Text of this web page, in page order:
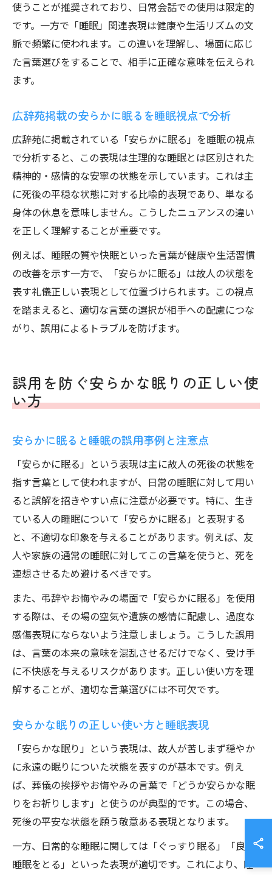
使うことが推奨されており、日常会話での使用は限定的
です。一方で「睡眠」関連表現は健康や生活リズムの文
脈で頻繁に使われます。この違いを理解し、場面に応じ
た言葉選びをすることで、相手に正確な意味を伝えられ
ます。
広辞苑掲載の安らかに眠るを睡眠視点で分析
広辞苑に掲載されている「安らかに眠る」を睡眠の視点
で分析すると、この表現は生理的な睡眠とは区別された
精神的・感情的な安寧の状態を示しています。これは主
に死後の平穏な状態に対する比喩的表現であり、単なる
身体の休息を意味しません。こうしたニュアンスの違い
を正しく理解することが重要です。
例えば、睡眠の質や快眠といった言葉が健康や生活習慣
の改善を示す一方で、「安らかに眠る」は故人の状態を
表す礼儀正しい表現として位置づけられます。この視点
を踏まえると、適切な言葉の選択が相手への配慮につな
がり、誤用によるトラブルを防げます。
誤用を防ぐ安らかな眠りの正しい使
い方
安らかに眠ると睡眠の誤用事例と注意点
「安らかに眠る」という表現は主に故人の死後の状態を
指す言葉として使われますが、日常の睡眠に対して用い
ると誤解を招きやすい点に注意が必要です。特に、生き
ている人の睡眠について「安らかに眠る」と表現する
と、不適切な印象を与えることがあります。例えば、友
人や家族の通常の睡眠に対してこの言葉を使うと、死を
連想させるため避けるべきです。
また、弔辞やお悔やみの場面で「安らかに眠る」を使用
する際は、その場の空気や遺族の感情に配慮し、過度な
感傷表現にならないよう注意しましょう。こうした誤用
は、言葉の本来の意味を混乱させるだけでなく、受け手
に不快感を与えるリスクがあります。正しい使い方を理
解することが、適切な言葉選びには不可欠です。
安らかな眠りの正しい使い方と睡眠表現
「安らかな眠り」という表現は、故人が苦しまず穏やか
に永遠の眠りについた状態を表すのが基本です。例え
ば、葬儀の挨拶やお悔やみの言葉で「どうか安らかな眠
りをお祈りします」と使うのが典型的です。この場合、
死後の平安な状態を願う敬意ある表現となります。
一方、日常的な睡眠に関しては「ぐっすり眠る」「良い
睡眠をとる」といった表現が適切です。これにより、睡